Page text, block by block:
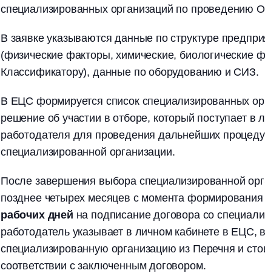
специализированных организаций по проведению
В заявке указываются данные по структуре
(физические факторы, химические, биологические
Классификатору), данные по оборудованию и СИЗ.
В ЕЦС формируется список специализированных
решение об участии в отборе, который поступает в
работодателя для проведения дальнейших
специализированной организации.
После завершения выбора специализированной
позднее четырех месяцев с момента формирования
рабочих дней на подписание договора со
работодатель указывает в личном кабинете в ЕЦС,
специализированную организацию из Перечня и
соответствии с заключенным договором.